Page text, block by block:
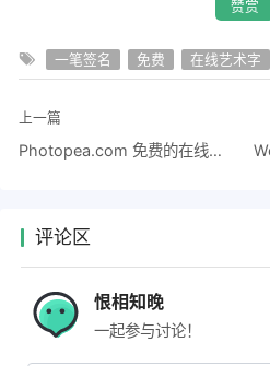
赞赏
一笔签名 免费 在线艺术字
上一篇
Photopea.com 免费的在线图像编辑器，用于编辑光栅和矢量图形，支持PSD、AI 和 Sketch等文件
评论区
恨相知晚
一起参与讨论！